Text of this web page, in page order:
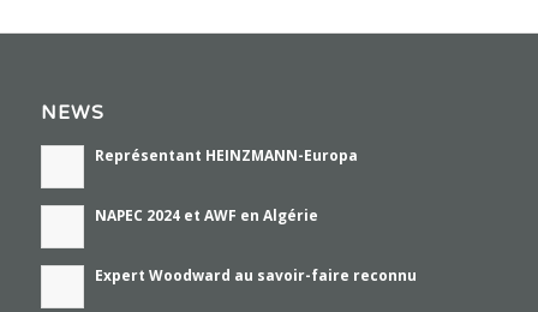
NEWS
Représentant HEINZMANN-Europa
NAPEC 2024 et AWF en Algérie
Expert Woodward au savoir-faire reconnu